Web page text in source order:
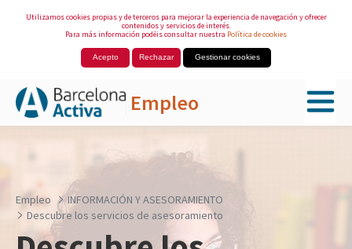
Utilizamos cookies propias y de terceros para mejorar la experiencia de navegación y ofrecer
contenidos y servicios de interés.
Para más información podéis consultar nuestra Política de cookies
Acepto Rechazar Gestionar cookies
Empleo
Empleo
INFORMACIÓN Y ASESORAMIENTO
Descubre los servicios de asesoramiento